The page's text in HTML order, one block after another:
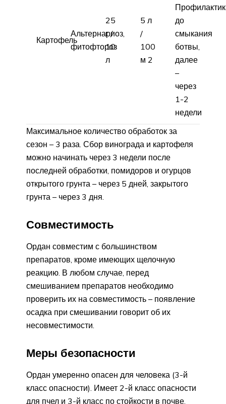
Картофель
Альтернариоз,
фитофтороз
25
г /
10
л
5 л
/
100
м 2
до
смыкания
ботвы,
далее
–
через
1-2
недели
Максимальное количество обработок за
сезон – 3 раза. Сбор винограда и картофеля
можно начинать через 3 недели после
последней обработки, помидоров и огурцов
открытого грунта – через 5 дней, закрытого
грунта – через 3 дня.
Совместимость
Ордан совместим с большинством
препаратов, кроме имеющих щелочную
реакцию. В любом случае, перед
смешиванием препаратов необходимо
проверить их на совместимость – появление
осадка при смешивании говорит об их
несовместимости.
Меры безопасности
Ордан умеренно опасен для человека (3-й
класс опасности). Имеет 2-й класс опасности
для пчел и 3-й класс по стойкости в почве.